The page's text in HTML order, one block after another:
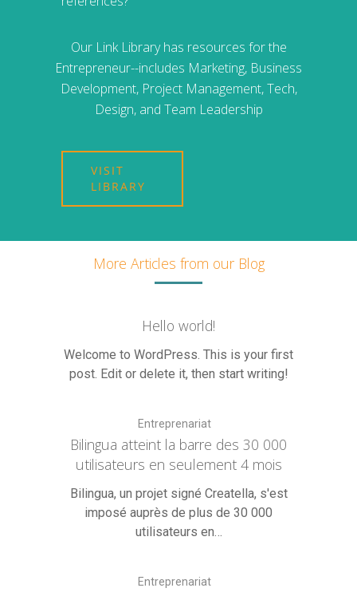
Our Link Library has resources for the
Entrepreneur--includes Marketing, Business
Development, Project Management, Tech,
Design, and Team Leadership
VISIT
LIBRARY
More Articles from our Blog
Hello world!
Welcome to WordPress. This is your first
post. Edit or delete it, then start writing!
Entreprenariat
Bilingua atteint la barre des 30 000
utilisateurs en seulement 4 mois
Bilingua, un projet signé Creatella, s'est
imposé auprès de plus de 30 000
utilisateurs en…
Entreprenariat
Contact